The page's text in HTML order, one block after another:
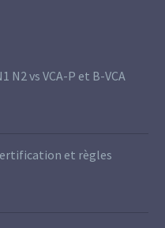
N2 vs VCA-P et B-VCA
et règles